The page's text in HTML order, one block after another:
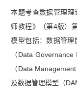
本题考查数据管理
师教程》（第4版）
模型包括：数据管理
（Data
（Data
及数据管理模型（